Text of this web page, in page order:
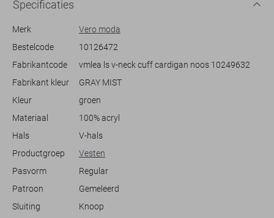
kantooroutfit.
stijlen. Draag het met een jeans voor een relaxte uitstraling, of
combineer met een rok voor een meer geklede look. De lange mouwen
en het normale model maken het vest geschikt voor elk seizoen. Of jij
uit, dit vest van Vero Moda zorgt ervoor dat je comfortabel en stijlvol
bent.
Specificaties
Merk
Vero moda
Bestelcode
10126472
Fabrikantcode
vmlea ls v-neck cuff cardigan noos 10249632
Fabrikant kleur
GRAY MIST
Kleur
groen
Materiaal
100% acryl
Hals
V-hals
Productgroep
Vesten
Pasvorm
Regular
Patroon
Gemeleerd
Sluiting
Knoop